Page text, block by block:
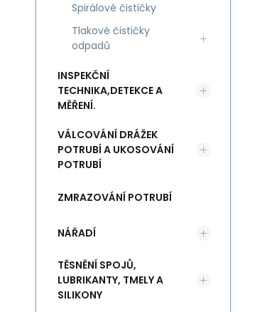
Spirálové čističky
Tlakové čističky
odpadů
INSPEKČNÍ
TECHNIKA,DETEKCE A
MĚŘENÍ.
VÁLCOVÁNÍ DRÁŽEK
POTRUBÍ A UKOSOVÁNÍ
POTRUBÍ
ZMRAZOVÁNÍ POTRUBÍ
NÁŘADÍ
TĚSNĚNÍ SPOJŮ,
LUBRIKANTY, TMELY A
SILIKONY